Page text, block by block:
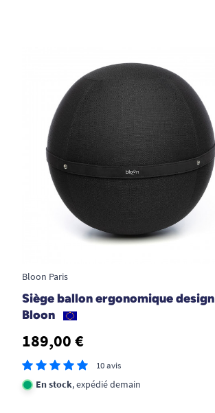
Bloon Paris
Siège ballon ergonomique design
Bloon
189,00 €
10 avis
En stock, expédié demain